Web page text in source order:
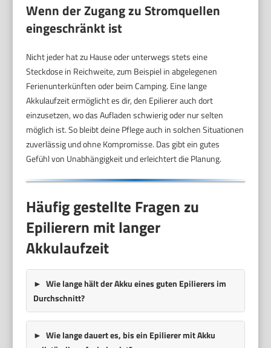
Wenn der Zugang zu Stromquellen
eingeschränkt ist
Nicht jeder hat zu Hause oder unterwegs stets eine
Steckdose in Reichweite, zum Beispiel in abgelegenen
Ferienunterkünften oder beim Camping. Eine lange
Akkulaufzeit ermöglicht es dir, den Epilierer auch dort
einzusetzen, wo das Aufladen schwierig oder nur selten
möglich ist. So bleibt deine Pflege auch in solchen Situationen
zuverlässig und ohne Kompromisse. Das gibt ein gutes
Gefühl von Unabhängigkeit und erleichtert die Planung.
Häufig gestellte Fragen zu
Epilierern mit langer
Akkulaufzeit
Wie lange hält der Akku eines guten Epilierers im
Durchschnitt?
Wie lange dauert es, bis ein Epilierer mit Akku